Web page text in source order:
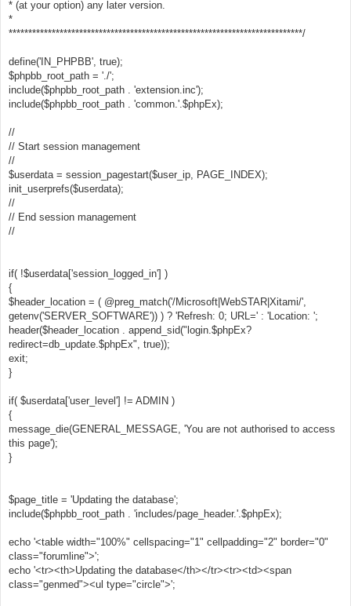
* (at your option) any later version.
*
***************************************************************************/
define('IN_PHPBB', true);
$phpbb_root_path = './';
include($phpbb_root_path . 'extension.inc');
include($phpbb_root_path . 'common.'.$phpEx);
//
// Start session management
//
$userdata = session_pagestart($user_ip, PAGE_INDEX);
init_userprefs($userdata);
//
// End session management
//
if( !$userdata['session_logged_in'] )
{
$header_location = ( @preg_match('/Microsoft|WebSTAR|Xitami/',
getenv('SERVER_SOFTWARE')) ) ? 'Refresh: 0; URL=' : 'Location: ';
header($header_location . append_sid("login.$phpEx?
redirect=db_update.$phpEx", true));
exit;
}
if( $userdata['user_level'] != ADMIN )
{
message_die(GENERAL_MESSAGE, 'You are not authorised to access
this page');
}
$page_title = 'Updating the database';
include($phpbb_root_path . 'includes/page_header.'.$phpEx);
echo '<table width="100%" cellspacing="1" cellpadding="2" border="0"
class="forumline">';
echo '<tr><th>Updating the database</th></tr><tr><td><span
class="genmed"><ul type="circle">';